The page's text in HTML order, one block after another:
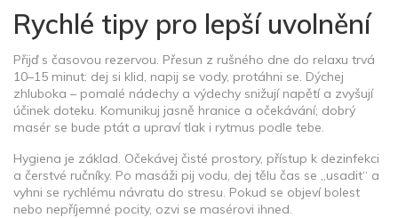
Rychlé tipy pro lepší uvolnění
Přijď s časovou rezervou. Přesun z rušného dne do relaxu trvá
10–15 minut: dej si klid, napij se vody, protáhni se. Dýchej
zhluboka – pomalé nádechy a výdechy snižují napětí a zvyšují
účinek doteku. Komunikuj jasně hranice a očekávání; dobrý
masér se bude ptát a upraví tlak i rytmus podle tebe.
Hygiena je základ. Očekávej čisté prostory, přístup k dezinfekci
a čerstvé ručníky. Po masáži pij vodu, dej tělu čas se „usadit“ a
vyhni se rychlému návratu do stresu. Pokud se objeví bolest
nebo nepříjemné pocity, ozvi se masérovi ihned.